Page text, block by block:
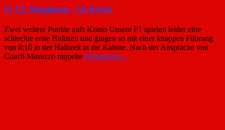
F1 TV Mögglingen – SG KuGiS
Zwei weitere Punkte aufs Konto Unsere F1 spielen leider eine
schlechte erste Halbzeit und gingen so mit einer knappen Führung
von 8:10 in der Halbzeit in die Kabine. Nach der Ansprache von
Coach Masuzzo rappelte Weiterlesen…